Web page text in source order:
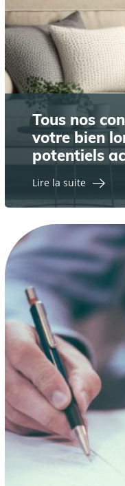
Tous nos
votre bien
potentiels
Lire la suite